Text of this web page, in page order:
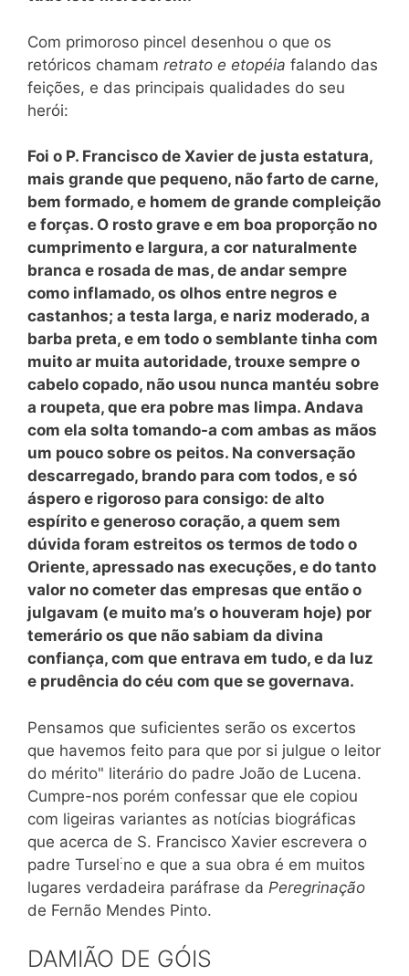
Com primoroso pincel desenhou o que os
retóricos chamam retrato e etopéia falando das
feições, e das principais qualidades do seu
herói:
Foi o P. Francisco de Xavier de justa estatura,
mais grande que pequeno, não farto de carne,
bem formado, e homem de grande compleição
e forças. O rosto grave e em boa proporção no
cumprimento e largura, a cor naturalmente
branca e rosada de mas, de andar sempre
como inflamado, os olhos entre negros e
castanhos; a testa larga, e nariz moderado, a
barba preta, e em todo o semblante tinha com
muito ar muita autoridade, trouxe sempre o
cabelo copado, não usou nunca mantéu sobre
a roupeta, que era pobre mas limpa. Andava
com ela solta tomando-a com ambas as mãos
um pouco sobre os peitos. Na conversação
descarregado, brando para com todos, e só
áspero e rigoroso para consigo: de alto
espírito e generoso coração, a quem sem
dúvida foram estreitos os termos de todo o
Oriente, apressado nas execuções, e do tanto
valor no cometer das empresas que então o
julgavam (e muito ma’s o houveram hoje) por
temerário os que não sabiam da divina
confiança, com que entrava em tudo, e da luz
e prudência do céu com que se governava.
Pensamos que suficientes serão os excertos
que havemos feito para que por si julgue o leitor
do mérito" literário do padre João de Lucena.
Cumpre-nos porém confessar que ele copiou
com ligeiras variantes as notícias biográficas
que acerca de S. Francisco Xavier escrevera o
padre Tursel:no e que a sua obra é em muitos
lugares verdadeira paráfrase da Peregrinação
de Fernão Mendes Pinto.
DAMIÃO DE GÓIS